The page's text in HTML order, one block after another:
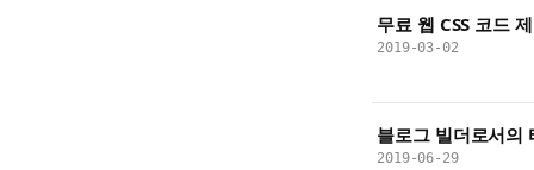
무료 웹 CSS 코드
2019-03-02
블로그 빌더로서의
2019-06-29